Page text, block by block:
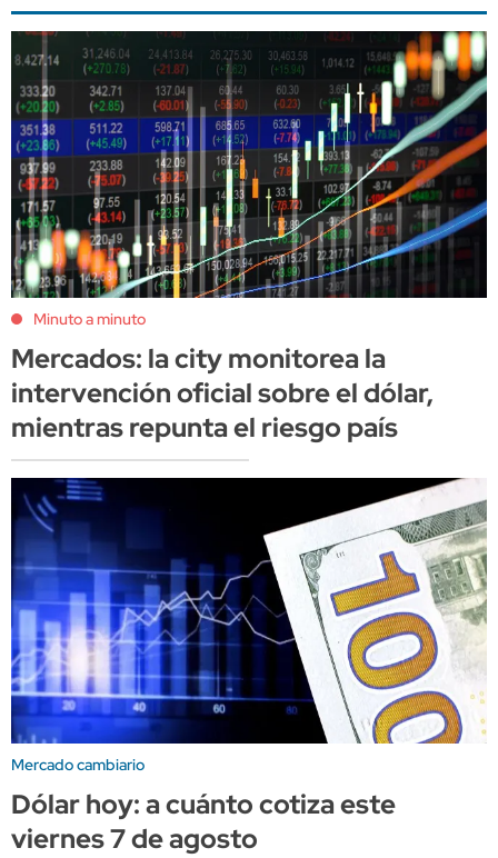
Minuto a minuto
Mercados: la city monitorea la
intervención oficial sobre el dólar,
mientras repunta el riesgo país
Mercado cambiario
Dólar hoy: a cuánto cotiza este
viernes 7 de agosto